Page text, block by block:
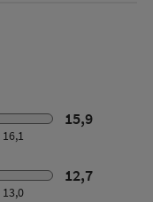
15,9
12,7